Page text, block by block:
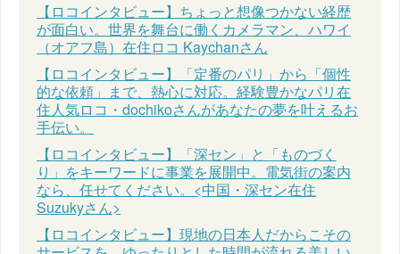
【ロコインタビュー】ちょっと想像つかない経歴
が面白い。世界を舞台に働くカメラマン、ハワイ
（オアフ島）在住ロコ Kaychanさん
【ロコインタビュー】「定番のパリ」から「個性
的な依頼」まで、熱心に対応。経験豊かなパリ在
住人気ロコ・dochikoさんがあなたの夢を叶えるお
手伝い。
【ロコインタビュー】「深セン」と「ものづく
り」をキーワードに事業を展開中。電気街の案内
なら、任せてください。<中国・深セン在住
Suzukyさん>
【ロコインタビュー】現地の日本人だからこその